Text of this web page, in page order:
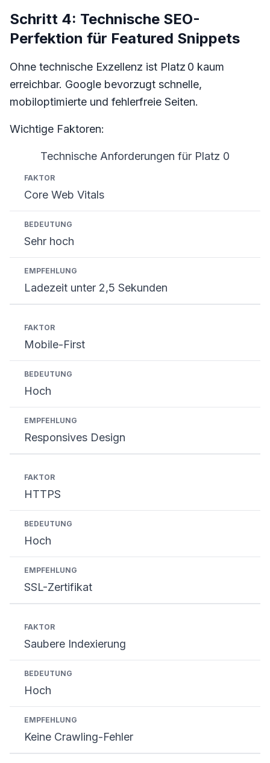
Schritt 4: Technische SEO-
Perfektion für Featured Snippets
Ohne technische Exzellenz ist Platz 0 kaum
erreichbar. Google bevorzugt schnelle,
mobiloptimierte und fehlerfreie Seiten.
Wichtige Faktoren:
Technische Anforderungen für Platz 0
FaktorBedeutung
Core Web Vitals
Sehr hoch
Ladezeit unter 2,5 Sekunden
Mobile-First
Hoch
Responsives Design
HTTPS
Hoch
SSL-Zertifikat
Saubere Indexierung
Hoch
Keine Crawling-Fehler